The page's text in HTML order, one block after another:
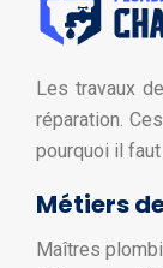
Les travaux
réparation.
pourquoi il
Métiers
Maîtres